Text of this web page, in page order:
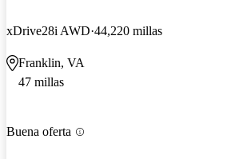
xDrive28i AWD 44,220 millas
Franklin, VA
47 millas
Buena oferta